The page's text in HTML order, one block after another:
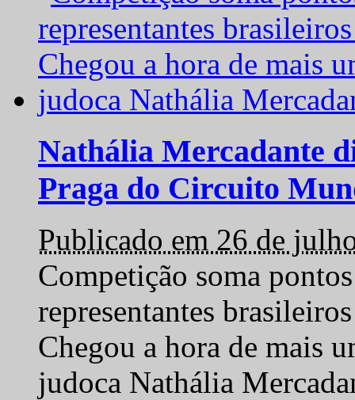
Nathália Mercadante
Praga do Circuito
Publicado em 26 de
Competição soma
representantes
Chegou a hora de mais
judoca Nathália